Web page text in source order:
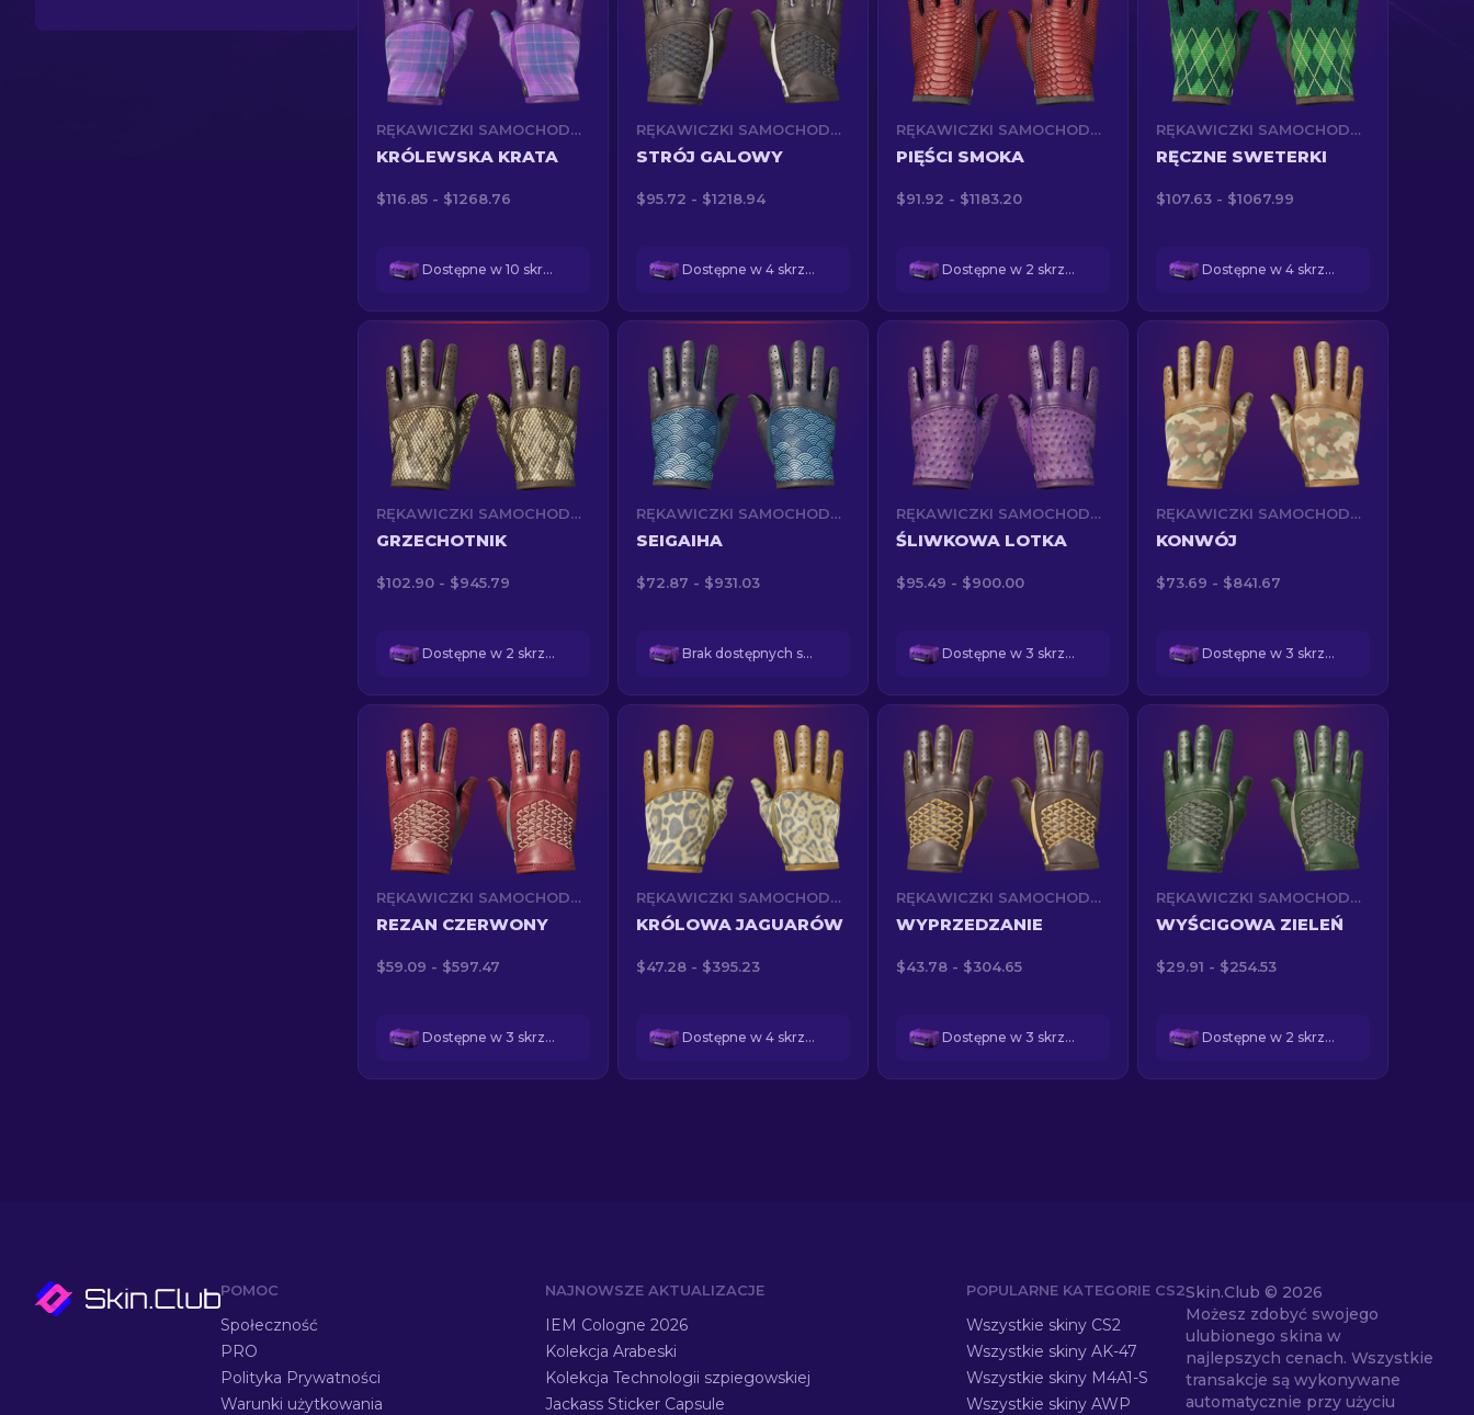
RĘKAWICZKI SAMOCHODOWE (★)
KRÓLEWSKA KRATA
$116.85 - $1268.76
Dostępne w 10 skrzynkach
RĘKAWICZKI SAMOCHODOWE (★)
STRÓJ GALOWY
$95.72 - $1218.94
Dostępne w 4 skrzynkach
RĘKAWICZKI SAMOCHODOWE (★)
PIĘŚCI SMOKA
$91.92 - $1183.20
Dostępne w 2 skrzynkach
RĘKAWICZKI SAMOCHODOWE (★)
RĘCZNE SWETERKI
$107.63 - $1067.99
Dostępne w 4 skrzynkach
RĘKAWICZKI SAMOCHODOWE (★)
GRZECHOTNIK
$102.90 - $945.79
Dostępne w 2 skrzynkach
RĘKAWICZKI SAMOCHODOWE (★)
SEIGAIHA
$72.87 - $931.03
Brak dostępnych skrzynek
RĘKAWICZKI SAMOCHODOWE (★)
ŚLIWKOWA LOTKA
$95.49 - $900.00
Dostępne w 3 skrzynkach
RĘKAWICZKI SAMOCHODOWE (★)
KONWÓJ
$73.69 - $841.67
Dostępne w 3 skrzynkach
RĘKAWICZKI SAMOCHODOWE (★)
REZAN CZERWONY
$59.09 - $597.47
Dostępne w 3 skrzynkach
RĘKAWICZKI SAMOCHODOWE (★)
KRÓLOWA JAGUARÓW
$47.28 - $395.23
Dostępne w 4 skrzynkach
RĘKAWICZKI SAMOCHODOWE (★)
WYPRZEDZANIE
$43.78 - $304.65
Dostępne w 3 skrzynkach
RĘKAWICZKI SAMOCHODOWE (★)
WYŚCIGOWA ZIELEŃ
$29.91 - $254.53
Dostępne w 2 skrzynkach
POMOC
Społeczność
PRO
Polityka Prywatności
Warunki użytkowania
NAJNOWSZE AKTUALIZACJE
IEM Cologne 2026
Kolekcja Arabeski
Kolekcja Technologii szpiegowskiej
Jackass Sticker Capsule
POPULARNE KATEGORIE CS2
Wszystkie skiny CS2
Wszystkie skiny AK-47
Wszystkie skiny M4A1-S
Wszystkie skiny AWP
Skin.Club © 2026
Możesz zdobyć swojego
ulubionego skina w
najlepszych cenach. Wszystkie
transakcje są wykonywane
automatycznie przy użyciu